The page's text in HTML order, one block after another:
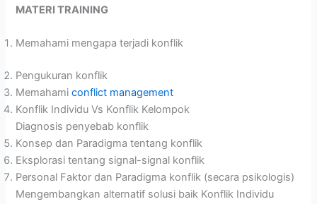
MATERI TRAINING
Memahami mengapa terjadi konflik
Pengukuran konflik
Memahamiconflict management
Konflik Individu Vs Konflik Kelompok
Diagnosis penyebab konflik
Konsep dan Paradigma tentang konflik
Eksplorasi tentang signal-signal konflik
Personal Faktor dan Paradigma konflik (secara psikologis)
Mengembangkan alternatif solusi baik Konflik Individu